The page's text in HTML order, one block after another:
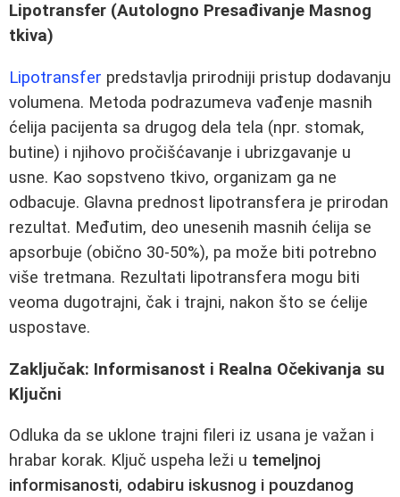
Lipotransfer (Autologno Presađivanje Masnog
tkiva)
Lipotransfer predstavlja prirodniji pristup dodavanju
volumena. Metoda podrazumeva vađenje masnih
ćelija pacijenta sa drugog dela tela (npr. stomak,
butine) i njihovo pročišćavanje i ubrizgavanje u
usne. Kao sopstveno tkivo, organizam ga ne
odbacuje. Glavna prednost lipotransfera je prirodan
rezultat. Međutim, deo unesenih masnih ćelija se
apsorbuje (obično 30-50%), pa može biti potrebno
više tretmana. Rezultati lipotransfera mogu biti
veoma dugotrajni, čak i trajni, nakon što se ćelije
uspostave.
Zaključak: Informisanost i Realna Očekivanja su
Ključni
Odluka da se uklone trajni fileri iz usana je važan i
hrabar korak. Ključ uspeha leži u temeljnoj
informisanosti, odabiru iskusnog i pouzdanog